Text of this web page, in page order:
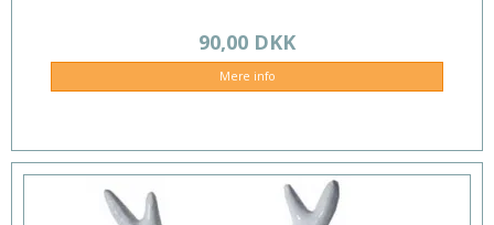
90,00 DKK
Mere info